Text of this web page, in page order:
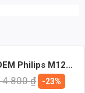
Philips M12
– Input 32V
₫
-23%